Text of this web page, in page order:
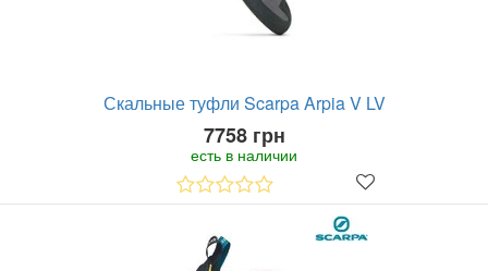
Скальные туфли Scarpa Arpia V LV
7758 грн
есть в наличии